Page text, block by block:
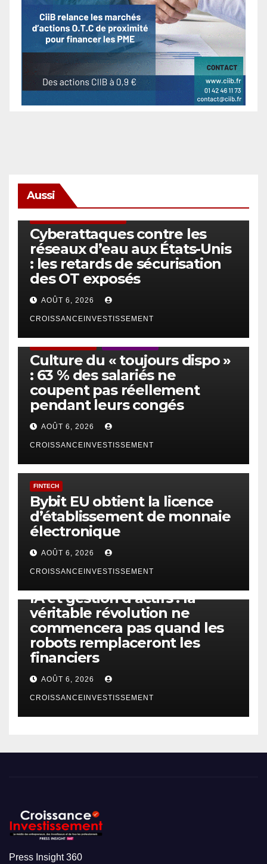
Aussi
Cyberattaques contre les
réseaux d’eau aux États-Unis
: les retards de sécurisation
des OT exposés
AOÛT 6, 2026
CROISSANCEINVESTISSEMENT
Culture du « toujours dispo »
: 63 % des salariés ne
coupent pas réellement
pendant leurs congés
AOÛT 6, 2026
CROISSANCEINVESTISSEMENT
FINTECH
Bybit EU obtient la licence
d’établissement de monnaie
électronique
AOÛT 6, 2026
CROISSANCEINVESTISSEMENT
IA et gestion d’actifs : la
véritable révolution ne
commencera pas quand les
robots remplaceront les
financiers
AOÛT 6, 2026
CROISSANCEINVESTISSEMENT
Press Insight 360